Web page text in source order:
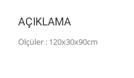
AÇIKLAMA
Ölçüler : 120x30x90cm